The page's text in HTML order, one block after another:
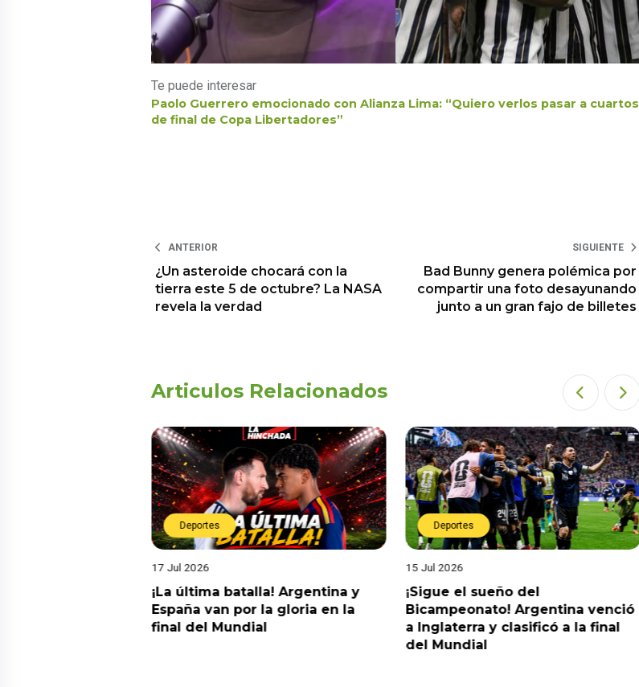
Te puede interesar
Paolo Guerrero emocionado con Alianza Lima: “Quiero verlos pasar a cuartos
de final de Copa Libertadores”
ANTERIOR
¿Un asteroide chocará con la
tierra este 5 de octubre? La NASA
revela la verdad
SIGUIENTE
Bad Bunny genera polémica por
compartir una foto desayunando
junto a un gran fajo de billetes
Articulos Relacionados
Deportes
17 Jul 2026
¡La última batalla! Argentina y
España van por la gloria en la
final del Mundial
Deportes
15 Jul 2026
¡Sigue el sueño del
Bicampeonato! Argentina venció
a Inglaterra y clasificó a la final
del Mundial